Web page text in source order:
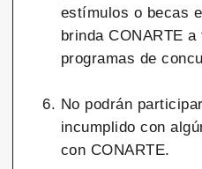
estímulos o becas
brinda CONARTE
programas de
No podrán
incumplido con
con CONARTE.